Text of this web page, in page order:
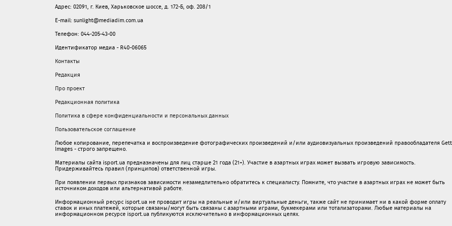
Адрес: 02091, г. Киев, Харьковское шоссе, д. 172-Б, оф. 208/1
E-mail: sunlight@mediadim.com.ua
Телефон: 044-205-43-00
Идентификатор медиа - R40-06065
Контакты
Редакция
Про проект
Редакционная политика
Политика в сфере конфиденциальности и персональных данных
Пользовательское соглашение
Любое копирование, перепечатка и воспроизведение фотографических произведений и/или аудиовизуальных произведений правообладателя
Images - строго запрещено.
Материалы сайта isport.ua предназначены для лиц старше 21 года (21+). Участие в азартных играх может вызвать игровую зависимость.
Придерживайтесь правил (принципов) ответственной игры.
При появлении первых признаков зависимости незамедлительно обратитесь к специалисту. Помните, что участие в азартных играх не может быть
источником доходов или альтернативой работе.
Информационный ресурс isport.ua не проводит игры на реальные и/или виртуальные деньги, также сайт не принимает ни в какой форме oплaту
ставок и иных платежей, которые связаны/могут быть связаны c азартными игрaми, букмекерами или тотализаторами. Любые материалы на
информационном ресурсе isport.ua публикуютcя исключительно в информационных целях.